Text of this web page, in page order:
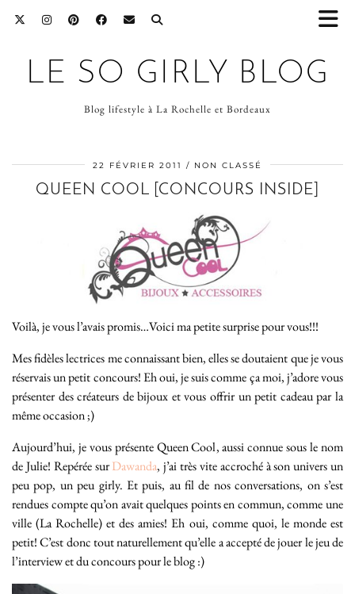
LE SO GIRLY BLOG
Blog lifestyle à La Rochelle et Bordeaux
22 FÉVRIER 2011 NON CLASSÉ
QUEEN COOL [CONCOURS INSIDE]
Voilà, je vous l’avais promis…Voici ma petite surprise pour vous!!!
Mes fidèles lectrices me connaissant bien, elles se doutaient que je vous
réservais un petit concours! Eh oui, je suis comme ça moi, j’adore vous
présenter des créateurs de bijoux et vous offrir un petit cadeau par la
même occasion ;)
Aujourd’hui, je vous présente Queen Cool, aussi connue sous le nom
de Julie! Repérée surDawanda, j’ai très vite accroché à son univers un
peu pop, un peu girly. Et puis, au fil de nos conversations, on s’est
rendues compte qu’on avait quelques points en commun, comme une
ville (La Rochelle) et des amies! Eh oui, comme quoi, le monde est
petit! C’est donc tout naturellement qu’elle a accepté de jouer le jeu de
l’interview et du concours pour le blog :)